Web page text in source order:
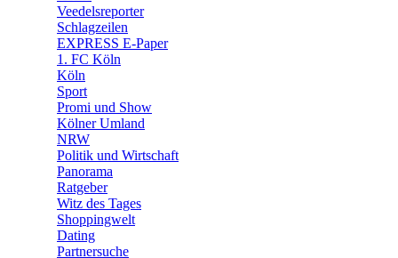
Veedelsreporter
Schlagzeilen
EXPRESS E-Paper
1. FC Köln
Köln
Sport
Promi und Show
Kölner Umland
NRW
Politik und Wirtschaft
Panorama
Ratgeber
Witz des Tages
Shoppingwelt
Dating
Partnersuche